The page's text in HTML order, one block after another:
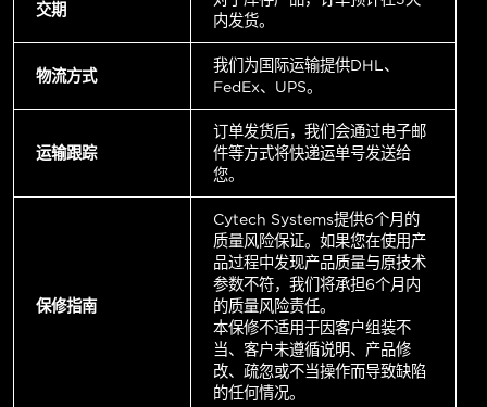
交期
内发货。
物流方式
我们为国际运输提供DHL、
FedEx、UPS。
运输跟踪
订单发货后，我们会通过电子邮
件等方式将快递运单号发送给
您。
保修指南
Cytech Systems提供6个月的
质量风险保证。如果您在使用产
品过程中发现产品质量与原技术
参数不符，我们将承担6个月内
的质量风险责任。
本保修不适用于因客户组装不
当、客户未遵循说明、产品修
改、疏忽或不当操作而导致缺陷
的任何情况。